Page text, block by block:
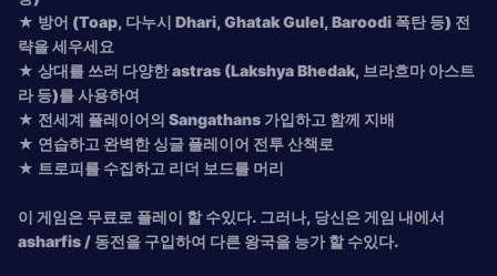
★ 방어 (Toap, 다누시 Dhari, Ghatak Gulel, Baroodi 폭탄 등) 전
략을 세우세요
★ 상대를 쓰러 다양한 astras (Lakshya Bhedak, 브라흐마 아스트
라 등)를 사용하여
★ 전세계 플레이어의 Sangathans 가입하고 함께 지배
★ 연습하고 완벽한 싱글 플레이어 전투 산책로
★ 트로피를 수집하고 리더 보드를 머리
이 게임은 무료로 플레이 할 수있다. 그러나, 당신은 게임 내에서
asharfis / 동전을 구입하여 다른 왕국을 능가 할 수있다.